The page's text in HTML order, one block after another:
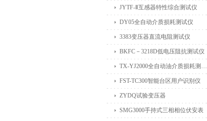
JYTF-Ⅱ互感器特性综合测试仪
DY05全自动介质损耗测试仪
3383变压器直流电阻测试仪
BKFC－3218D低电压阻抗测试仪
TX-YJ2000全自动油介质损耗测试仪
FST-TC300智能台区用户识别仪
ZYDQ试验变压器
SMG3000手持式三相相位伏安表